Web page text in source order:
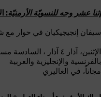
إثنا عشر وجه للنسويّة الأرمنيّة:
سيفان إنجيجيكيان في حوار مع
الإثنين، آذار ٤ آذار ، السادسة مساءً
بالفرنسية والإنجليزية والعربية
مجاناً، في الغاليري